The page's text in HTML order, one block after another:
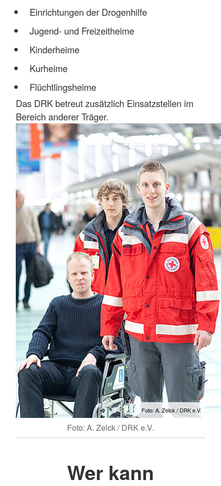
Einrichtungen der Drogenhilfe
Jugend- und Freizeitheime
Kinderheime
Kurheime
Flüchtlingsheime
Das DRK betreut zusätzlich Einsatzstellen im
Bereich anderer Träger.
Foto: A. Zelck / DRK e.V.
Foto: A. Zelck / DRK e.V.
Wer kann